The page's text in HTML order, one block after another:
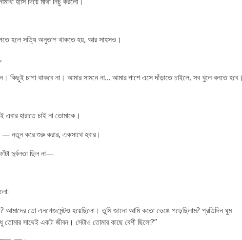
হলে সত্যি অনুতাপ থাকতে হয়, আর সাহসও।
কিছুই চাপা থাকবে না। আমার সামনে না… আমার পাশে এসে দাঁড়াতে চাইলে, সব খুলে বলতে হবে।
হারাতে চাই না তোমাকে।
— নতুন করে শুরু করার, একসাথে হবার।
দুর্বলতা ছিল না—
আমাদের তো এনগেজমেন্টও হয়েছিলো। তুমি জানো আমি কতো ভেঙে পড়েছিলাম? প্রতিদিন ঘুম
সাথেই একটা জীবন। সেটাও তোমার কাছে বেশী ছিলো?”